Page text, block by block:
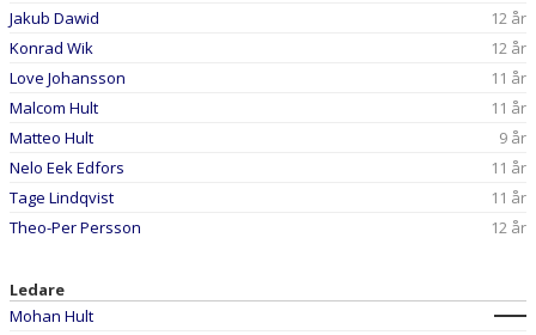
Jakub Dawid
12 år
Konrad Wik
12 år
Love Johansson
11 år
Malcom Hult
11 år
Matteo Hult
9 år
Nelo Eek Edfors
11 år
Tage Lindqvist
11 år
Theo-Per Persson
12 år
Ledare
Mohan Hult